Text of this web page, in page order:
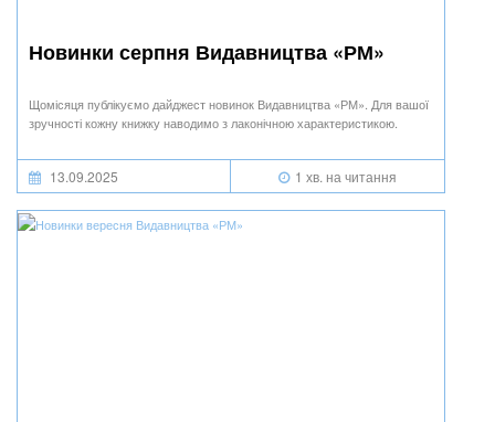
Новинки серпня Видавництва «РМ»
Щомісяця публікуємо дайджест новинок Видавництва «РМ». Для вашої
зручності кожну книжку наводимо з лаконічною характеристикою.
13.09.2025 1 хв. на читання